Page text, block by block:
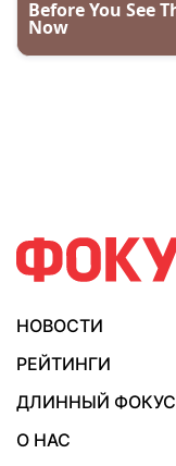
НОВОСТИ
РЕЙТИНГИ
ДЛИННЫЙ ФОКУС
О НАС